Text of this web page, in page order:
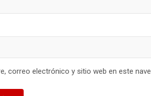
correo electrónico y sitio web en este